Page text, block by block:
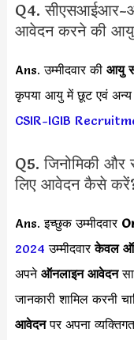
Q4. सीएसआईआर-
आवेदन करने की आयु
Ans. उम्मीदवार की आयु
कृपया आयु में छूट एवं अन्य
CSIR-IGIB
Q5. जिनोमिकी और
लिए आवेदन कैसे
Ans. इच्छुक उम्मीदवार
2024 उम्मीदवारकेवल
अपने ऑनलाइन आवेदन
जानकारी शामिल करनी
आवेदनपर अपना